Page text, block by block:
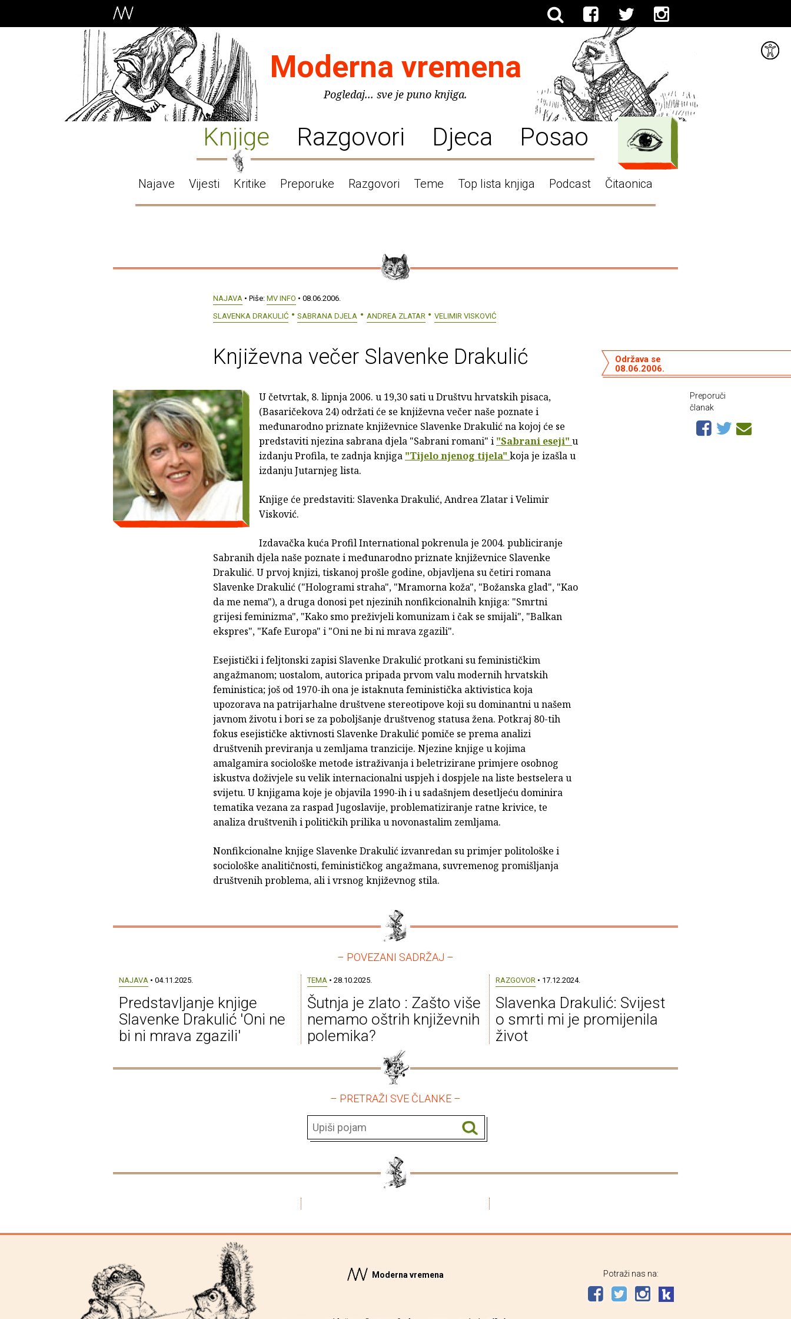
Moderna vremena
Pogledaj... sve je puno knjiga.
Knjige Razgovori Djeca Posao
Najave Vijesti Kritike Preporuke Razgovori Teme Top lista knjiga Podcast Čitaonica
NAJAVA • Piše: MV INFO • 08.06.2006.
SLAVENKA DRAKULIĆ
SABRANA DJELA ANDREA ZLATAR VELIMIR VISKOVIĆ
Književna večer Slavenke Drakulić
Održava se
08.06.2006.
U četvrtak, 8. lipnja 2006. u 19,30 sati u Društvu hrvatskih pisaca,
(Basaričekova 24) održati će se književna večer naše poznate i
međunarodno priznate književnice Slavenke Drakulić na kojoj će se
predstaviti njezina sabrana djela "Sabrani romani" i "Sabrani eseji" u
izdanju Profila, te zadnja knjiga "Tijelo njenog tijela" koja je izašla u
izdanju Jutarnjeg lista.
Knjige će predstaviti: Slavenka Drakulić, Andrea Zlatar i Velimir
Visković.
Izdavačka kuća Profil International pokrenula je 2004. publiciranje
Sabranih djela naše poznate i međunarodno priznate književnice Slavenke
Drakulić. U prvoj knjizi, tiskanoj prošle godine, objavljena su četiri romana
Slavenke Drakulić ("Hologrami straha", "Mramorna koža", "Božanska glad", "Kao
da me nema"), a druga donosi pet njezinih nonfikcionalnih knjiga: "Smrtni
grijesi feminizma", "Kako smo preživjeli komunizam i čak se smijali", "Balkan
ekspres", "Kafe Europa" i "Oni ne bi ni mrava zgazili".
Esejistički i feljtonski zapisi Slavenke Drakulić protkani su feminističkim
angažmanom; uostalom, autorica pripada prvom valu modernih hrvatskih
feministica; još od 1970-ih ona je istaknuta feministička aktivistica koja
upozorava na patrijarhalne društvene stereotipove koji su dominantni u našem
javnom životu i bori se za poboljšanje društvenog statusa žena. Potkraj 80-tih
fokus esejističke aktivnosti Slavenke Drakulić pomiče se prema analizi
društvenih previranja u zemljama tranzicije. Njezine knjige u kojima
amalgamira sociološke metode istraživanja i beletrizirane primjere osobnog
iskustva doživjele su velik internacionalni uspjeh i dospjele na liste bestselera u
svijetu. U knjigama koje je objavila 1990-ih i u sadašnjem desetljeću dominira
tematika vezana za raspad Jugoslavije, problematiziranje ratne krivice, te
analiza društvenih i političkih prilika u novonastalim zemljama.
Nonfikcionalne knjige Slavenke Drakulić izvanredan su primjer politološke i
sociološke analitičnosti, feminističkog angažmana, suvremenog promišljanja
društvenih problema, ali i vrsnog književnog stila.
Preporuči
članak
– POVEZANI SADRŽAJ –
NAJAVA • 04.11.2025.
Predstavljanje knjige
Slavenke Drakulić 'Oni ne
bi ni mrava zgazili'
TEMA • 28.10.2025.
Šutnja je zlato : Zašto više
nemamo oštrih književnih
polemika?
RAZGOVOR • 17.12.2024.
Slavenka Drakulić: Svijest
o smrti mi je promijenila
život
– PRETRAŽI SVE ČLANKE –
Moderna vremena Potraži nas na: